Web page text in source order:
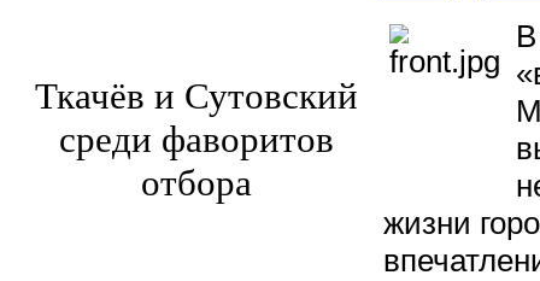
Ткачёв и Сутовский
среди фаворитов
отбора
жизни